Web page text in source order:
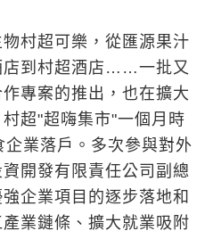
村超可樂，從匯源果汁
店到村超酒店……一批又
專案的推出，也在擴大
超"超嗨集市"一個月時
業落戶。多次參與對外
開發有限責任公司副總
企業項目的逐步落地和
業鏈條、擴大就業吸附